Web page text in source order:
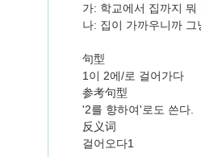
가: 학교에서 집까지 뭐
나: 집이 가까우니까 그
句型
1이 2에/로 걸어가다
参考句型
'2를 향하여'로도 쓴다.
反义词
걸어오다1